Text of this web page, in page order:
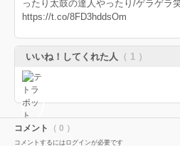
ったり太鼓の達人やったり/ゲラゲラ
https://t.co/8FD3hddsOm
いいね！してくれた人 （ 1 ）
コメント （ 0 ）
コメントするにはログインが必要です